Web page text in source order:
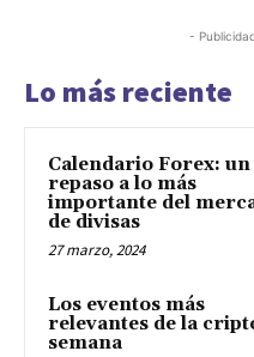
-
Lo más reciente
Calendario Forex: un
repaso a lo más
importante del
de divisas
27 marzo, 2024
Los eventos más
relevantes de la
semana